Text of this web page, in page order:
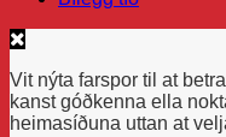
Vit nýta farspor til at
kanst góðkenna ella
heimasíðuna uttan at